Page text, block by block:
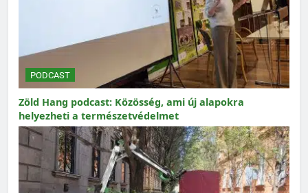
PODCAST
Zöld Hang podcast: Közösség, ami új alapokra
helyezheti a természetvédelmet